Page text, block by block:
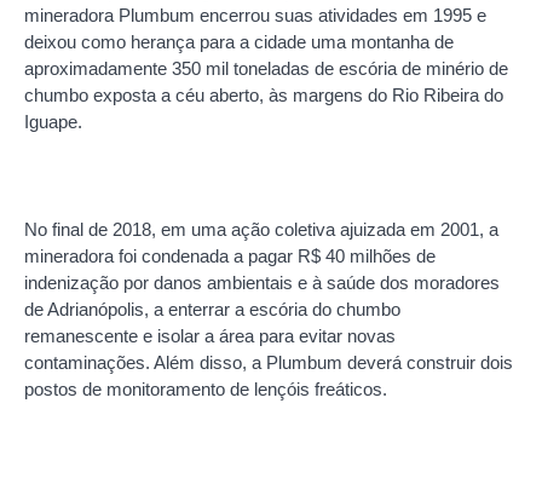
mineradora Plumbum encerrou suas atividades em 1995 e
deixou como herança para a cidade uma montanha de
aproximadamente 350 mil toneladas de escória de minério de
chumbo exposta a céu aberto, às margens do Rio Ribeira do
Iguape.
No final de 2018, em uma ação coletiva ajuizada em 2001, a
mineradora foi condenada a pagar R$ 40 milhões de
indenização por danos ambientais e à saúde dos moradores
de Adrianópolis, a enterrar a escória do chumbo
remanescente e isolar a área para evitar novas
contaminações. Além disso, a Plumbum deverá construir dois
postos de monitoramento de lençóis freáticos.